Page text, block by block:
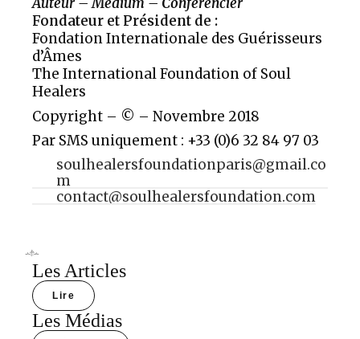
Fondateur et Président de :
Fondation Internationale des Guérisseurs
d’Âmes
The International Foundation of Soul
Healers
Copyright – © – Novembre 2018
Par SMS uniquement : +33 (0)6 32 84 97 03
soulhealersfoundationparis@gmail.co
m
contact@soulhealersfoundation.com
Les Articles
Lire
Les Médias